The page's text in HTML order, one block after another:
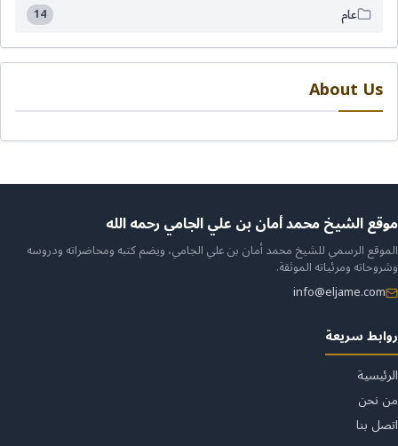
عام 14
About Us
عن
الموقع
موقع الشيخ محمد أمان بن علي الجامي رحمه الله
الموقع الرسمي للشيخ محمد أمان بن علي الجامي، ويضم كتبه ومحاضراته ودروسه
وشروحاته ومرئياته الموثقة.
info@eljame.com
روابط سريعة
الرئيسية
من نحن
اتصل بنا